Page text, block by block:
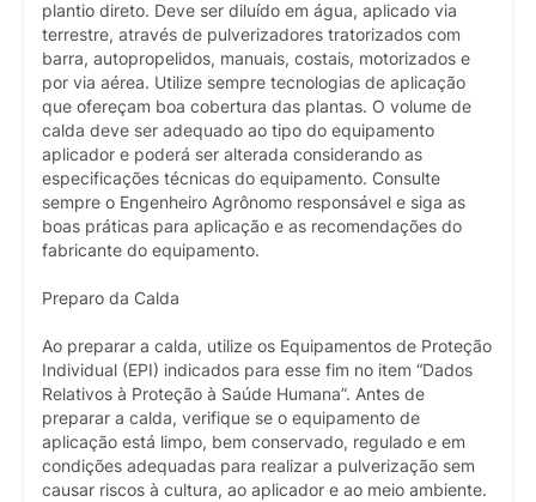
plantio direto. Deve ser diluído em água, aplicado via
terrestre, através de pulverizadores tratorizados com
barra, autopropelidos, manuais, costais, motorizados e
por via aérea. Utilize sempre tecnologias de aplicação
que ofereçam boa cobertura das plantas. O volume de
calda deve ser adequado ao tipo do equipamento
aplicador e poderá ser alterada considerando as
especificações técnicas do equipamento. Consulte
sempre o Engenheiro Agrônomo responsável e siga as
boas práticas para aplicação e as recomendações do
fabricante do equipamento.
Preparo da Calda
Ao preparar a calda, utilize os Equipamentos de Proteção
Individual (EPI) indicados para esse fim no item “Dados
Relativos à Proteção à Saúde Humana”. Antes de
preparar a calda, verifique se o equipamento de
aplicação está limpo, bem conservado, regulado e em
condições adequadas para realizar a pulverização sem
causar riscos à cultura, ao aplicador e ao meio ambiente.